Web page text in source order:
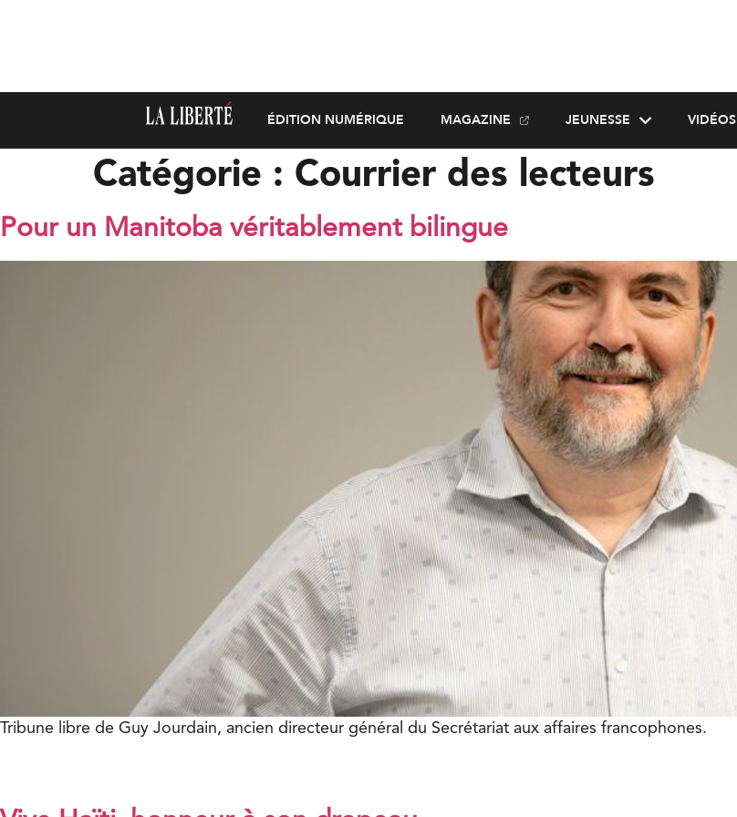
ÉDITION NUMÉRIQUE MAGAZINE JEUNESSE VIDÉOS
Catégorie : Courrier des lecteurs
Pour un Manitoba véritablement bilingue
Tribune libre de Guy Jourdain, ancien directeur général du Secrétariat aux affaires francophones.